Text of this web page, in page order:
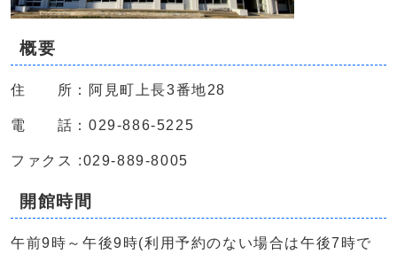
概要
住 所：阿見町上長3番地28
電 話：029-886-5225
ファクス :029-889-8005
開館時間
午前9時～午後9時(利用予約のない場合は午後7時で